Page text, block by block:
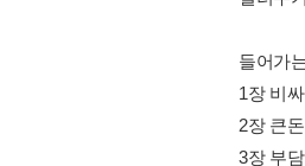
들어가
1장 비
2장 큰
3장 부